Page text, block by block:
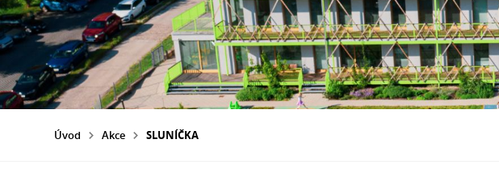
Úvod Akce SLUNÍČKA